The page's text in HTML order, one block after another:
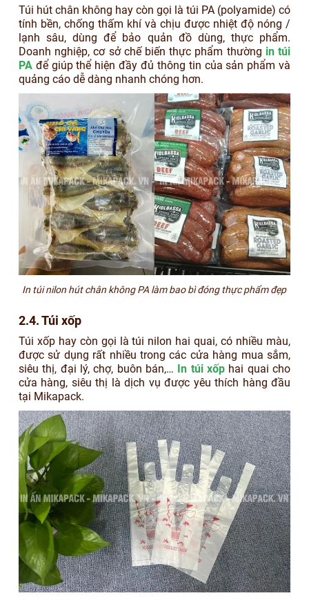
Túi hút chân không hay còn gọi là túi PA (polyamide) có
tính bền, chống thấm khí và chịu được nhiệt độ nóng /
lạnh sâu, dùng để bảo quản đồ dùng, thực phẩm.
Doanh nghiệp, cơ sở chế biến thực phẩm thường in túi
PAđể giúp thể hiện đầy đủ thông tin của sản phẩm và
quảng cáo dễ dàng nhanh chóng hơn.
In túi nilon hút chân không PA làm bao bì đóng thực phẩm đẹp
2.4. Túi xốp
Túi xốp hay còn gọi là túi nilon hai quai, có nhiều màu,
được sử dụng rất nhiều trong các cửa hàng mua sắm,
siêu thị, đại lý, chợ, buôn bán,… In túi xốp hai quai cho
cửa hàng, siêu thị là dịch vụ được yêu thích hàng đầu
tại Mikapack.